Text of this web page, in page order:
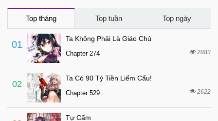
Chapter 15 3 tháng trước
Chapter 14
Chapter 13
Chapter 12
Chapter 11 4 tháng trước
Chapter 10
Chapter 9
Top tháng Top tuần Top ngày
01
Ta Không Phải Là Giáo Chủ
Chapter 274 2883
02
Ta Có 90 Tỷ Tiền Liếm Cẩu!
Chapter 529 2622
Tự Cẩm